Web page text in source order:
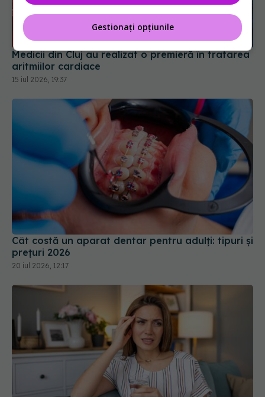
Medicii din Cluj au realizat o premieră în tratarea
aritmiilor cardiace
15 iul 2026, 19:37
Cât costă un aparat dentar pentru adulți: tipuri și
prețuri 2026
20 iul 2026, 12:17
Bei prea puțină apă? Organismul poate reacționa
mai puternic la stres
Gestionați opțiunile